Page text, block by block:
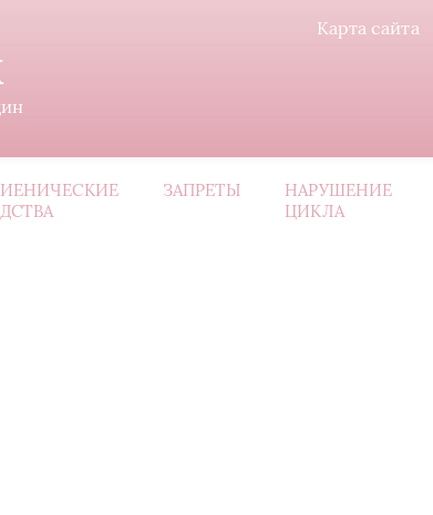
Карта сайта
ЗАПРЕТЫ
НАРУШЕНИЕ
ЦИКЛА